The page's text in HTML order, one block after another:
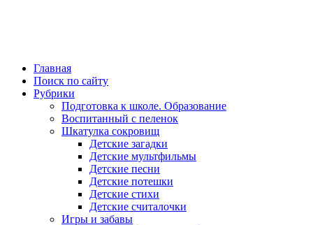
Главная
Поиск по сайту
Рубрики
Подготовка к школе. Образование
Воспитанный с пеленок
Шкатулка сокровищ
Детские загадки
Детские мультфильмы
Детские песни
Детские потешки
Детские стихи
Детские считалочки
Игры и забавы